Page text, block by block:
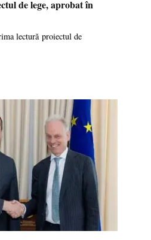
de lege, aprobat în
lectură proiectul de